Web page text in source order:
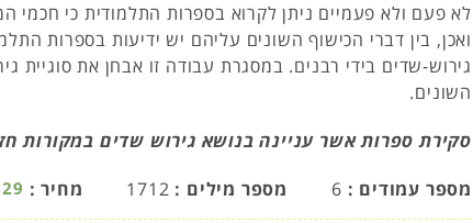
לא פעם ולא פעמיים ניתן לקרוא בספרות התלמודית כי
ואכן, בין דברי הכישוף השונים עליהם יש ידיעות בספרות
גירוש-שדים בידי רבנים. במסגרת עבודה זו אבחן את סוגיית
השונים.
סקירת ספרות אשר עניינה בנושא גירוש שדים במקורות
מספר עמודים : 6 מספר מילים : 1712 מחיר :